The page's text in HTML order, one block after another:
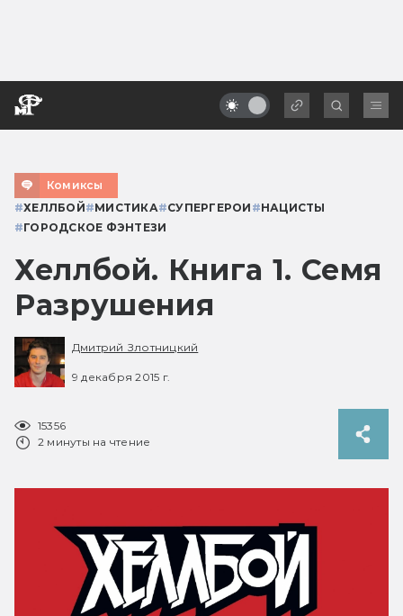
Комиксы
#ХЕЛЛБОЙ#МИСТИКА#СУПЕРГЕРОИ #НАЦИСТЫ
#ГОРОДСКОЕ ФЭНТЕЗИ
Хеллбой. Книга 1. Семя
Разрушения
Дмитрий Злотницкий
9 декабря 2015 г.
15356
2 минуты на чтение